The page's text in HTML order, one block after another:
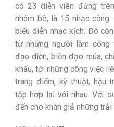
có 23 diễn viên đứng
nhóm bè, là 15 nhạc công
biểu diễn nhạc kịch. Đó
từ những người làm công
đạo diễn, biên đạo múa,
khấu, tới những công việc
trang điểm, kỹ thuật, hậu
tập hợp lại với nhau. Với
đến cho khán giả những trải